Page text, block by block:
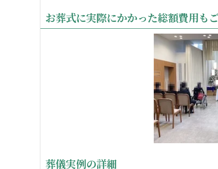
お葬式に実際にかかった総額費用も
葬儀実例の詳細